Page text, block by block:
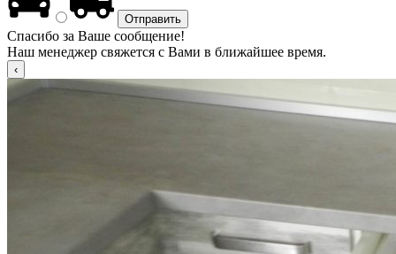
Спасибо за Ваше сообщение!
Наш менеджер свяжется с Вами в ближайшее время.